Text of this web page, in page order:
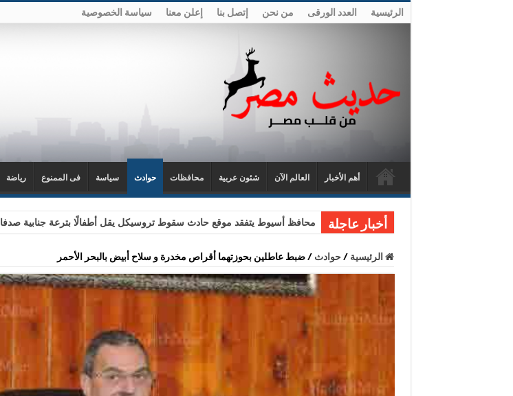
الرئيسية العدد الورقى من نحن إتصل بنا إعلن معنا سياسة الخصوصية
أهم الأخبار العالم الآن شئون عربية محافظات حوادث سياسة فى الممنوع رياضة
أخبار عاجلة محافظ أسيوط يتفقد موقع حادث سقوط تروسيكل يقل أطفالًا بترعة جنابية صدفا
الرئيسية /حوادث /ضبط عاطلين بحوزتهما أقراص مخدرة و سلاح أبيض بالبحر الأحمر